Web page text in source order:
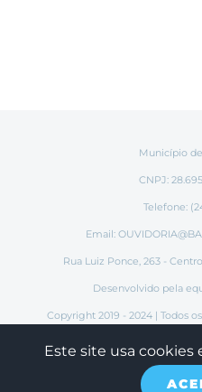
Município
CNPJ:
Telefone:
Email:
Rua Luiz Ponce, 263 -
Desenvolvido pela
Copyright 2019 - 2024 | Todos
Municipal
Este site usa cookies